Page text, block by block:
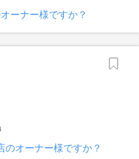
ーナー様ですか？
のオーナー様ですか？